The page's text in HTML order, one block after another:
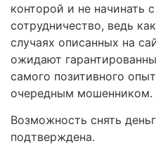
конторой и не начинать
сотрудничество, ведь
случаях описанных на
ожидают
самого позитивного
очередным мошенником.
Возможность снять
подтверждена.